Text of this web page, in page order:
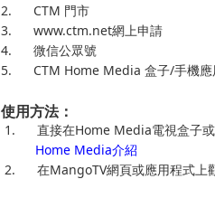
2.
CTM 門市
3.
www.ctm.net網上申請
4.
微信公眾號
5.
CTM Home Media 盒子/手機
使用方法：
1. 直接在Home Media電視盒子
Home Media介紹
2.
在MangoTV網頁或應用程式上